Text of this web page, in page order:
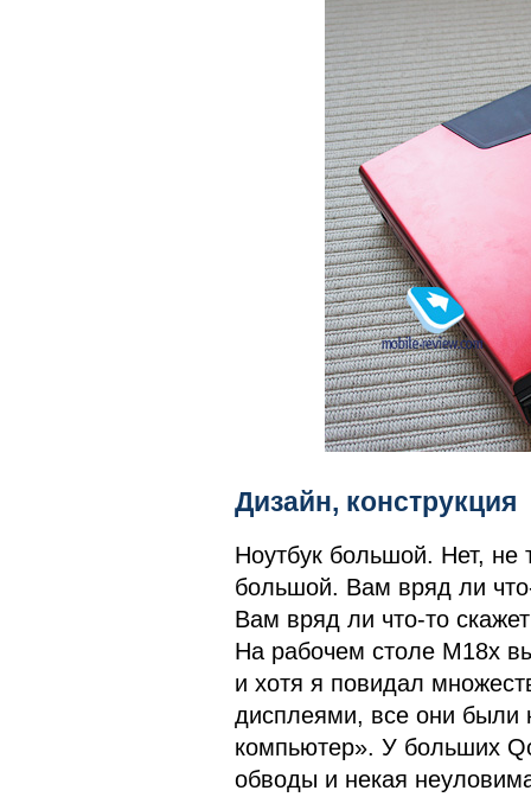
Дизайн, конструкция
Ноутбук большой. Нет,
большой. Вам вряд ли
Вам вряд ли что-то
На рабочем столе M18x
и хотя я повидал
дисплеями, все они были
компьютер». У больших
обводы и некая